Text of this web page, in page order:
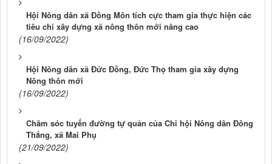
Hội Nông dân xã Đồng Môn tích cực tham gia thực hiện các
tiêu chí xây dựng xã nông thôn mới nâng cao
(16/09/2022)
Hội Nông dân xã Đức Đồng, Đức Thọ tham gia xây dựng
Nông thôn mới
(16/09/2022)
Chăm sóc tuyến đường tự quản của Chi hội Nông dân Đông
Thắng, xã Mai Phụ
(21/09/2022)